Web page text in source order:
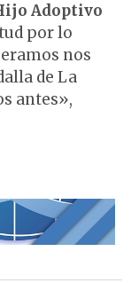
Adoptivo
por lo
nos
de La
antes»,